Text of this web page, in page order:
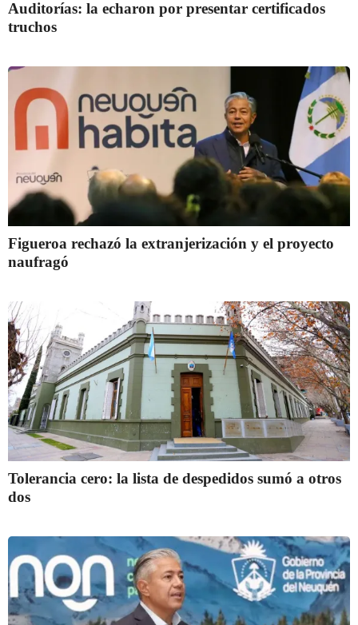
Auditorías: la echaron por presentar certificados
truchos
Figueroa rechazó la extranjerización y el proyecto
naufragó
Tolerancia cero: la lista de despedidos sumó a otros
dos